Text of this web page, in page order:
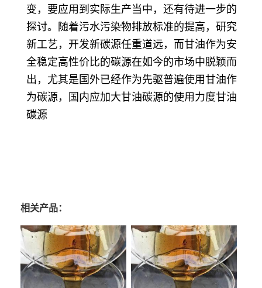
变，要应用到实际生产当中，还有待进一步的
探讨。随着污水污染物排放标准的提高，研究
新工艺，开发新碳源任重道远，而甘油作为安
全稳定高性价比的碳源在如今的市场中脱颖而
出，尤其是国外已经作为先驱普遍使用甘油作
为碳源，国内应加大甘油碳源的使用力度甘油
碳源
相关产品：